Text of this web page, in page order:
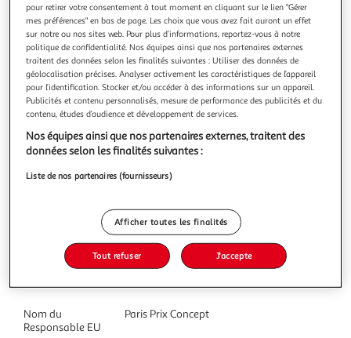
HOMEA
Sac cadeau imprimé love rose 14cm rouge
Informations Techniques : Dimensions : L. 10 x l. 6,5 x H. 14,5
cm Matière : Papier Spécificités : Pratique & Utile Sac
Cadeau Poignée & Ruban inclus A Motifs Facile d'entretien
& d'utilisation Couleur : Rouge
En savoir +
Vous voulez connaître le prix de ce produit ?
Afficher le prix
Caractéristiques
Nom du
Responsable EU
Paris Prix Concept
pour retirer votre consentement à tout moment en cliquant sur le lien "Gérer
mes préférences" en bas de page. Les choix que vous avez fait auront un effet
sur notre ou nos sites web. Pour plus d’informations, reportez-vous à notre
politique de confidentialité. Nos équipes ainsi que nos partenaires externes
traitent des données selon les finalités suivantes : Utiliser des données de
géolocalisation précises. Analyser activement les caractéristiques de l’appareil
pour l’identification. Stocker et/ou accéder à des informations sur un appareil.
Publicités et contenu personnalisés, mesure de performance des publicités et du
contenu, études d’audience et développement de services.
Nos équipes ainsi que nos partenaires externes, traitent des
données selon les finalités suivantes :
Liste de nos partenaires (fournisseurs)
Afficher toutes les finalités
Tout refuser J'accepte